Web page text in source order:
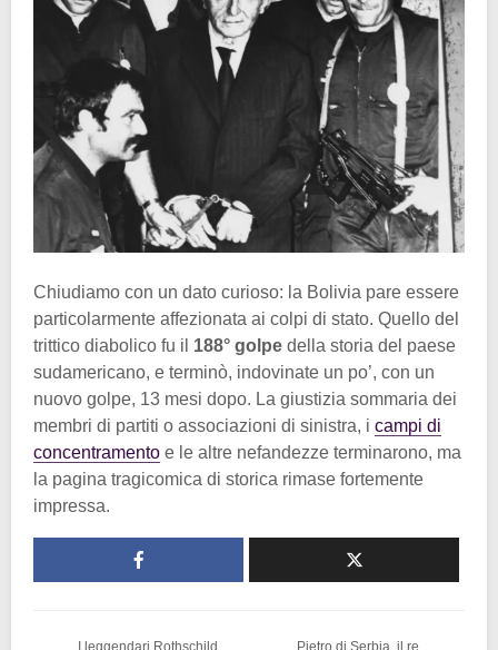
Chiudiamo con un dato curioso: la Bolivia pare essere
particolarmente affezionata ai colpi di stato. Quello del
trittico diabolico fu il 188° golpe della storia del paese
sudamericano, e terminò, indovinate un po’, con un
nuovo golpe, 13 mesi dopo. La giustizia sommaria dei
membri di partiti o associazioni di sinistra, i campi di
concentramento e le altre nefandezze terminarono, ma
la pagina tragicomica di storica rimase fortemente
impressa.
I leggendari Rothschild Pietro di Serbia, il re